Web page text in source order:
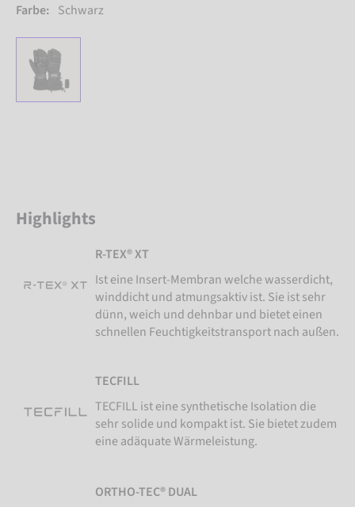
Farbe: Schwarz
Highlights
R-TEX® XT
Ist eine Insert-Membran welche wasserdicht,
winddicht und atmungsaktiv ist. Sie ist sehr
dünn, weich und dehnbar und bietet einen
schnellen Feuchtigkeitstransport nach außen.
TECFILL
TECFILL ist eine synthetische Isolation die
sehr solide und kompakt ist. Sie bietet zudem
eine adäquate Wärmeleistung.
ORTHO-TEC® DUAL